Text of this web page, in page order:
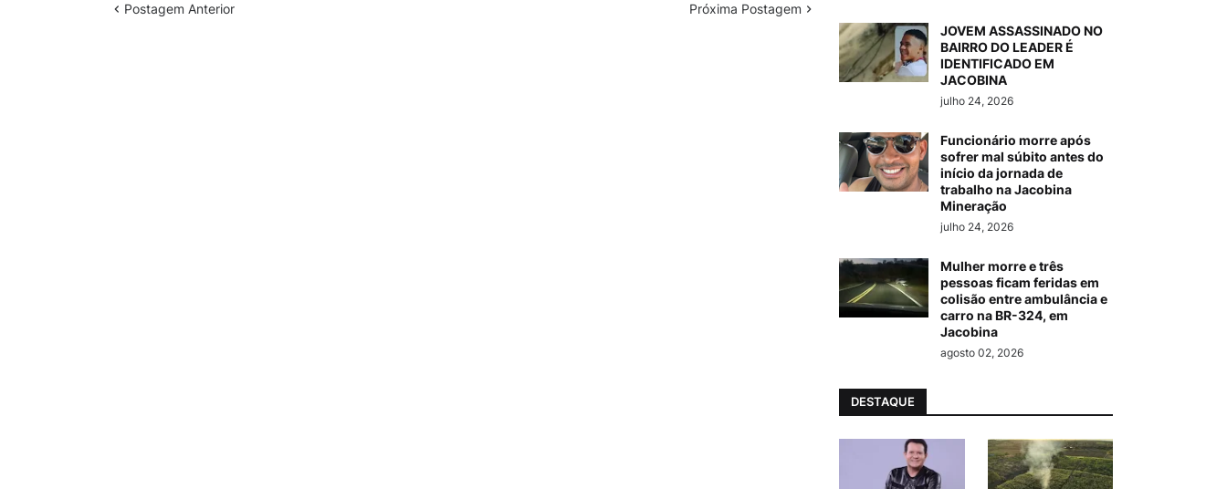
Postagem Anterior Próxima Postagem
JOVEM ASSASSINADO NO
BAIRRO DO LEADER É
IDENTIFICADO EM
JACOBINA
julho 24, 2026
Funcionário morre após
sofrer mal súbito antes do
início da jornada de
trabalho na Jacobina
Mineração
julho 24, 2026
Mulher morre e três
pessoas ficam feridas em
colisão entre ambulância e
carro na BR-324, em
Jacobina
agosto 02, 2026
DESTAQUE